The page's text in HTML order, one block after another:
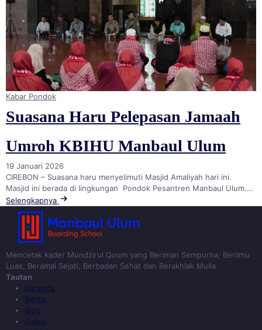
Kabar Pondok
Suasana Haru Pelepasan Jamaah
Umroh KBIHU Manbaul Ulum
19 Januari 2026
CIREBON – Suasana haru menyelimuti Masjid Amaliyah hari ini.
Masjid ini berada di lingkungan Pondok Pesantren Manbaul Ulum.…
Selengkapnya
Mencetak kader Mundzirul Qoum yang Beriman Sempurna, Berilmu
Luas, Beramal Sejati, Berbadan Sehat dan Berakhlak Mulia
Tautan